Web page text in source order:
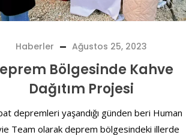
Haberler Ağustos 25, 2023
Bölgesinde Kahve
Dağıtım Projesi
depremleri yaşandığı günden beri Human
Team olarak deprem bölgesindeki illerde